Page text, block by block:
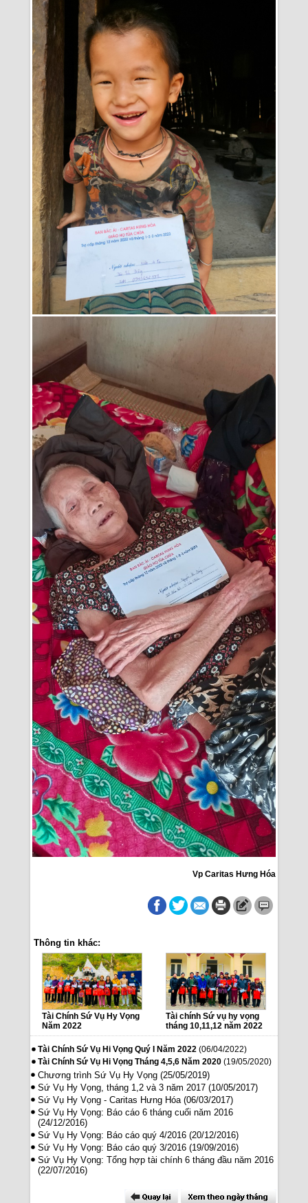
Vp Caritas Hưng Hóa
Thông tin khác:
Tài Chính Sứ Vụ Hy Vọng
Năm 2022
Tài chính Sứ vụ hy vọng
tháng 10,11,12 năm 2022
Tài Chính Sứ Vụ Hi Vọng Quý I Năm 2022 (06/04/2022)
Tài Chính Sứ Vụ Hi Vọng Tháng 4,5,6 Năm 2020 (19/05/2020)
Chương trình Sứ Vụ Hy Vọng (25/05/2019)
Sứ Vụ Hy Vọng, tháng 1,2 và 3 năm 2017 (10/05/2017)
Sứ Vụ Hy Vọng - Caritas Hưng Hóa(06/03/2017)
Sứ Vụ Hy Vọng: Báo cáo 6 tháng cuối năm 2016
(24/12/2016)
Sứ Vụ Hy Vọng: Báo cáo quý 4/2016 (20/12/2016)
Sứ Vụ Hy Vọng: Báo cáo quý 3/2016 (19/09/2016)
Sứ Vụ Hy Vọng: Tổng hợp tài chính 6 tháng đầu năm 2016
(22/07/2016)